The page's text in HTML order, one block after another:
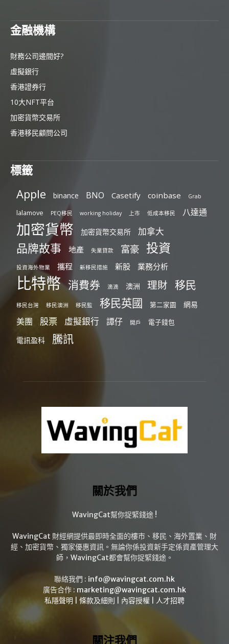
金融機構
財務公司邊間好?
虛擬銀行
香港證券行
10大NFT平台
加密貨幣交易所
香港移民顧問公司
標籤
Apple binance BNO Casetify coinbase Grab
lalamove PEQ移民 working holiday 上市 低成本移民 八達通
加密貨幣 加密貨幣交易所 加拿大
品牌故事 地產 失業貸款 富豪 投資
投資海外物業 攜程 新移民措施 新股 業務分析
比特幣 消費券 滴滴 澳洲 理財 移民
移民台灣 移民澳洲 移民監 移民英國 第二家園 網易
美團 股票 虛擬銀行 譚仔 開戶 電子錢包
電訊盈科 騰訊
關於我們
WavingCat幫你捉緊錢途 !
WavingCat 財經網提供最即時全面的樓市、移民、海外置業、財
經、加密貨幣、獨家優惠資訊。無論你係投資新手定係資產管理大
師，WavingCat都會幫你捉緊錢途。
聯絡我們 : info@wavingcat.com.hk
廣告合作 : marketing@wavingcat.com.hk
私隱聲明
條款及細則 內容授權 人才招聘
關注我們